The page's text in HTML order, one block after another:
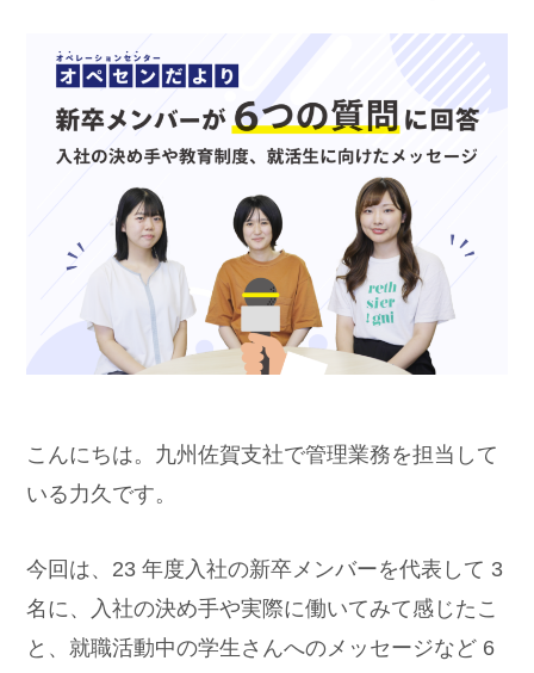
こんにちは。九州佐賀支社で管理業務を担当して
いる力久です。
今回は、23 年度入社の新卒メンバーを代表して 3
名に、入社の決め手や実際に働いてみて感じたこ
と、就職活動中の学生さんへのメッセージなど 6